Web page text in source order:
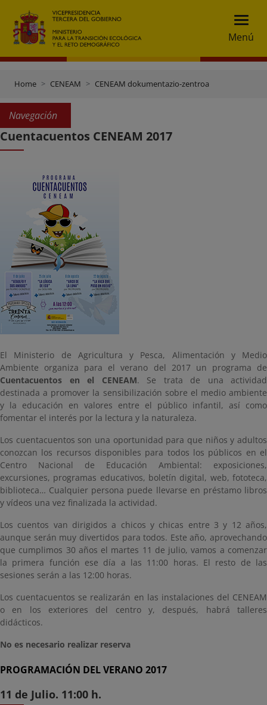
Menú
Home CENEAM CENEAM dokumentazio-zentroa
Navegación
Cuentacuentos CENEAM 2017
El Ministerio de Agricultura y Pesca, Alimentación y Medio
Ambiente organiza para el verano del 2017 un programa de
Cuentacuentos en el CENEAM. Se trata de una actividad
destinada a promover la sensibilización sobre el medio ambiente
y la educación en valores entre el público infantil, así como
fomentar el interés por la lectura y la naturaleza.
Los cuentacuentos son una oportunidad para que niños y adultos
conozcan los recursos disponibles para todos los públicos en el
Centro Nacional de Educación Ambiental: exposiciones,
excursiones, programas educativos, boletín digital, web, fototeca,
biblioteca… Cualquier persona puede llevarse en préstamo libros
y vídeos una vez finalizada la actividad.
Los cuentos van dirigidos a chicos y chicas entre 3 y 12 años,
aunque serán muy divertidos para todos. Este año, aprovechando
que cumplimos 30 años el martes 11 de julio, vamos a comenzar
la primera función ese día a las 11:00 horas. El resto de las
sesiones serán a las 12:00 horas.
Los cuentacuentos se realizarán en las instalaciones del CENEAM
o en los exteriores del centro y, después, habrá talleres
didácticos.
No es necesario realizar reserva
PROGRAMACIÓN DEL VERANO 2017
11 de Julio. 11:00 h.